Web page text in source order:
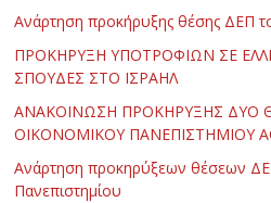
Ανάρτηση προκήρυξης θέσης ΔΕΠ
ΠΡΟΚΗΡΥΞΗ ΥΠΟΤΡΟΦΙΩΝ ΣΕ
ΣΠΟΥΔΕΣ ΣΤΟ ΙΣΡΑΗΛ
ΑΝΑΚΟΙΝΩΣΗ ΠΡΟΚΗΡΥΞΗΣ ΔΥΟ
ΟΙΚΟΝΟΜΙΚΟΥ ΠΑΝΕΠΙΣΤΗΜΙΟΥ
Ανάρτηση προκηρύξεων θέσεων
Πανεπιστημίου